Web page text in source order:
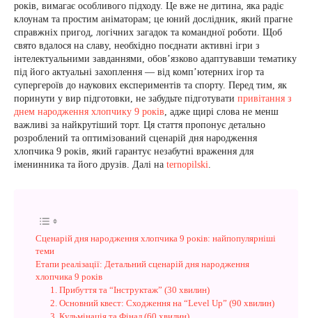
років, вимагає особливого підходу. Це вже не дитина, яка радіє
клоунам та простим аніматорам; це юний дослідник, який прагне
справжніх пригод, логічних загадок та командної роботи. Щоб
свято вдалося на славу, необхідно поєднати активні ігри з
інтелектуальними завданнями, обов’язково адаптувавши тематику
під його актуальні захоплення — від комп’ютерних ігор та
супергероїв до наукових експериментів та спорту. Перед тим, як
поринути у вир підготовки, не забудьте підготувати привітання з
днем народження хлопчику 9 років, адже щирі слова не менш
важливі за найкрутіший торт. Ця стаття пропонує детально
розроблений та оптимізований сценарій дня народження
хлопчика 9 років, який гарантує незабутні враження для
іменинника та його друзів. Далі на ternopilski.
Сценарій дня народження хлопчика 9 років: найпопулярніші
теми
Етапи реалізації: Детальний сценарій дня народження
хлопчика 9 років
1. Прибуття та “Інструктаж” (30 хвилин)
2. Основний квест: Сходження на “Level Up” (90 хвилин)